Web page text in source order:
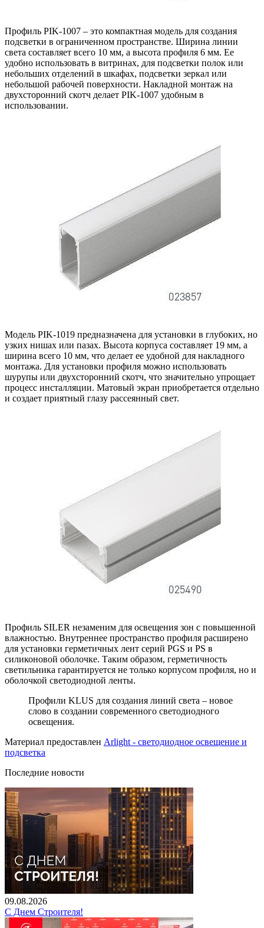
Профиль PIK-1007 – это компактная модель для создания
подсветки в ограниченном пространстве. Ширина линии
света составляет всего 10 мм, а высота профиля 6 мм. Ее
удобно использовать в витринах, для подсветки полок или
небольших отделений в шкафах, подсветки зеркал или
небольшой рабочей поверхности. Накладной монтаж на
двухсторонний скотч делает PIK-1007 удобным в
использовании.
Модель PIK-1019 предназначена для установки в глубоких, но
узких нишах или пазах. Высота корпуса составляет 19 мм, а
ширина всего 10 мм, что делает ее удобной для накладного
монтажа. Для установки профиля можно использовать
шурупы или двухсторонний скотч, что значительно упрощает
процесс инсталляции. Матовый экран приобретается отдельно
и создает приятный глазу рассеянный свет.
Профиль SILER незаменим для освещения зон с повышенной
влажностью. Внутреннее пространство профиля расширено
для установки герметичных лент серий PGS и PS в
силиконовой оболочке. Таким образом, герметичность
светильника гарантируется не только корпусом профиля, но и
оболочкой светодиодной ленты.
Профили KLUS для создания линий света – новое
слово в создании современного светодиодного
освещения.
Материал предоставлен Arlight - светодиодное освещение и
подсветка
Последние новости
09.08.2026
С Днем Строителя!